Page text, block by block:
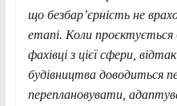
що безбар’єрність не
етапі. Коли проєктується
фахівці з цієї сфери,
будівництва доводиться
переплановувати,